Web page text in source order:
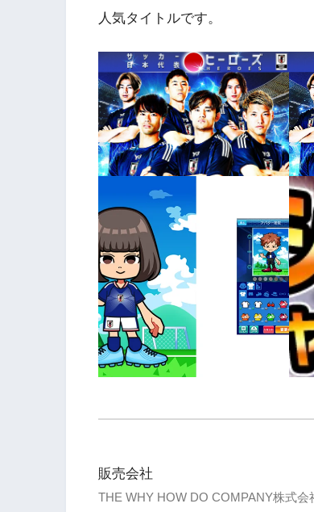
人気タイトルです。
販売会社
THE WHY HOW DO COMPANY株式会